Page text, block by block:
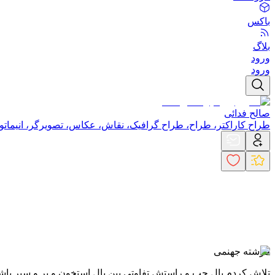
باکس
بلاگ
ورود
ورود
صالح فدائی
طراح کاراکتر، طراح، طراح گرافیک، نقاش، عکاس، تصویرگر،
فرشته جهنمی
تلاش کردم بال چپ و راستش تفاوتی بین بال استخون و پر و سپر